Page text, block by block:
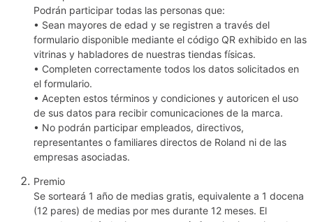
Podrán participar todas las personas que:
• Sean mayores de edad y se registren a través del
formulario disponible mediante el código QR exhibido en las
vitrinas y habladores de nuestras tiendas físicas.
• Completen correctamente todos los datos solicitados en
el formulario.
• Acepten estos términos y condiciones y autoricen el uso
de sus datos para recibir comunicaciones de la marca.
• No podrán participar empleados, directivos,
representantes o familiares directos de Roland ni de las
empresas asociadas.
Premio
Se sorteará 1 año de medias gratis, equivalente a 1 docena
(12 pares) de medias por mes durante 12 meses. El